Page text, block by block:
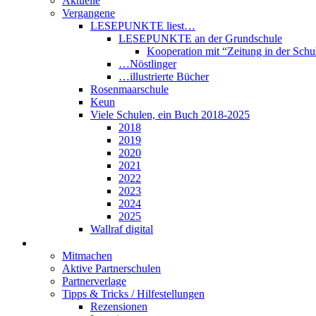
Vergangene
LESEPUNKTE liest…
LESEPUNKTE an der Grundschule
Kooperation mit “Zeitung in der
…Nöstlinger
…illustrierte Bücher
Rosenmaarschule
Keun
Viele Schulen, ein Buch 2018-2025
2018
2019
2020
2021
2022
2023
2024
2025
Wallraf digital
Mitmachen
Aktive Partnerschulen
Partnerverlage
Tipps & Tricks / Hilfestellungen
Rezensionen